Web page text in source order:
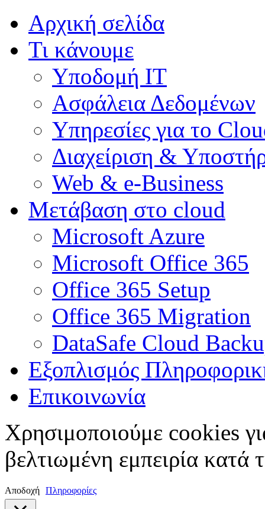
Αρχική σελίδα
Τι κάνουμε
Υποδομή ΙΤ
Ασφάλεια Δεδομένων
Υπηρεσίες για το
Διαχείριση &
Web & e-Business
Μετάβαση στο cloud
Microsoft Azure
Microsoft Office 365
Office 365 Setup
Office 365 Migration
DataSafe Cloud
Εξοπλισμός
Επικοινωνία
Χρησιμοποιούμε cookies
βελτιωμένη εμπειρία
Αποδοχή Πληροφορίες